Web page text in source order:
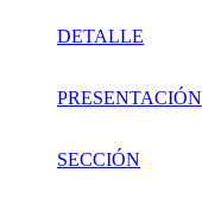
DETALLE
PRESENTACIÓN
SECCIÓN